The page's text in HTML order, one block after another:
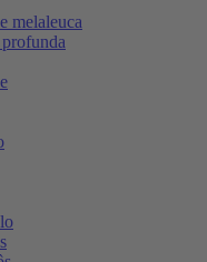
melaleuca